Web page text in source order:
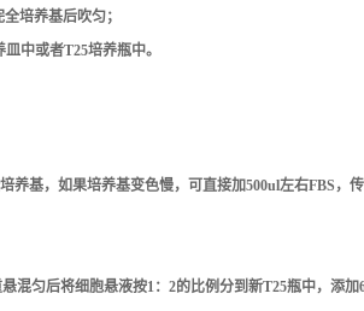
培养基后吹匀；
中或者T25培养瓶中。
基，如果培养基变色慢，可直接加500ul左右FBS
匀后将细胞悬液按1：2的比例分到新T25瓶中，添